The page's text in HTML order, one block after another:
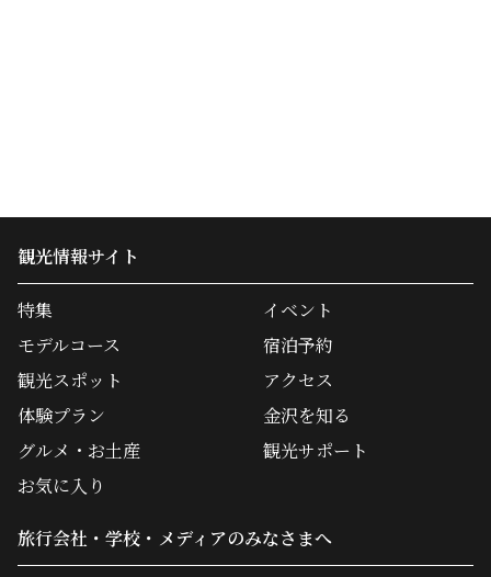
観光情報サイト
特集
モデルコース
観光スポット
体験プラン
グルメ・お土産
イベント
宿泊予約
アクセス
金沢を知る
観光サポート
お気に入り
旅行会社・学校・メディアのみなさまへ